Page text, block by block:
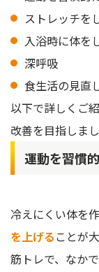
ストレッチを
入浴時に体を
深呼吸
食生活の見直
以下で詳しくご
改善を目指しま
運動を習慣
冷えにくい体を
を上げる ことが
筋トレで、なか